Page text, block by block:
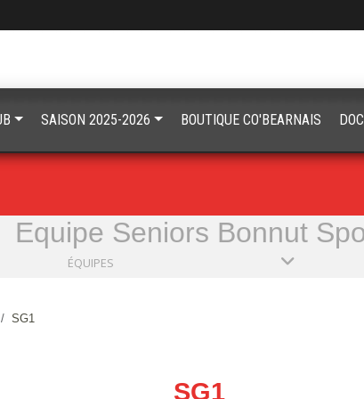
Equipe Seniors Bonnut
ÉQUIPES
SG1
SG1
SAISON 2025-2026 BOUTIQUE CO'BEARNAIS